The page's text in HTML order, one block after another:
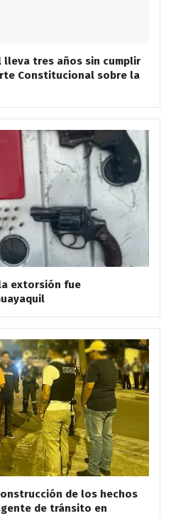
lleva tres años sin cumplir
Constitucional sobre la
extorsión fue
de los hechos
de tránsito en